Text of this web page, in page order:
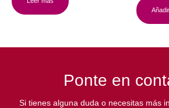
Ponte en
Si tienes alguna duda o necesitas más